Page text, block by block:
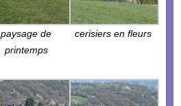
paysage de
printemps
cerisiers en fleurs